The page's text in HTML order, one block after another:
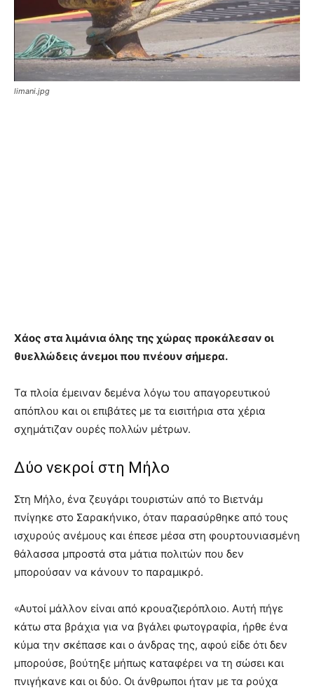
limani.jpg
Χάος στα λιμάνια όλης της χώρας προκάλεσαν οι
θυελλώδεις άνεμοι που πνέουν σήμερα.
Τα πλοία έμειναν δεμένα λόγω του απαγορευτικού
απόπλου και οι επιβάτες με τα εισιτήρια στα χέρια
σχημάτιζαν ουρές πολλών μέτρων.
Δύο νεκροί στη Μήλο
Στη Μήλο, ένα ζευγάρι τουριστών από το Βιετνάμ
πνίγηκε στο Σαρακήνικο, όταν παρασύρθηκε από τους
ισχυρούς ανέμους και έπεσε μέσα στη φουρτουνιασμένη
θάλασσα μπροστά στα μάτια πολιτών που δεν
μπορούσαν να κάνουν το παραμικρό.
«Αυτοί μάλλον είναι από κρουαζιερόπλοιο. Αυτή πήγε
κάτω στα βράχια για να βγάλει φωτογραφία, ήρθε ένα
κύμα την σκέπασε και ο άνδρας της, αφού είδε ότι δεν
μπορούσε, βούτηξε μήπως καταφέρει να τη σώσει και
πνιγήκανε και οι δύο. Οι άνθρωποι ήταν με τα ρούχα